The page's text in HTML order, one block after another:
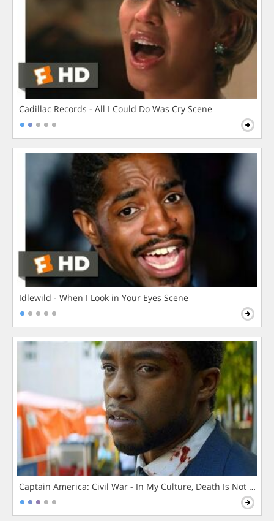
Cadillac Records - All I Could Do Was Cry Scene
Idlewild - When I Look in Your Eyes Scene
Captain America: Civil War - In My Culture, Death Is Not The